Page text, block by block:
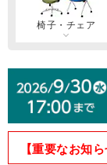
椅子・チェア
【重要なお知